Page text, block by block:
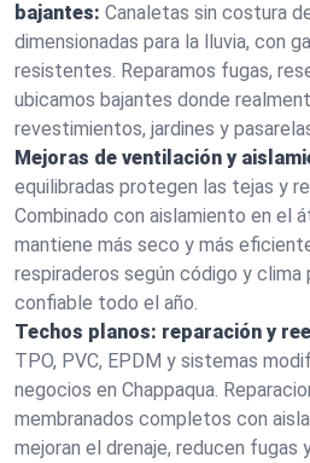
bajantes: Canaletas sin costura
dimensionadas para la lluvia, con
resistentes. Reparamos fugas,
ubicamos bajantes donde
revestimientos, jardines y
Mejoras de ventilación y
equilibradas protegen las tejas y
Combinado con aislamiento en el
mantiene más seco y más
respiraderos según código y clima
confiable todo el año.
Techos planos: reparación y
TPO, PVC, EPDM y sistemas
negocios en Chappaqua.
membranados completos con
mejoran el drenaje, reducen fugas